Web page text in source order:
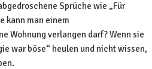
Sprüche wie „Für
kann man einem
Wohnung verlangen darf? Wenn sie
war böse“ heulen und nicht wissen,